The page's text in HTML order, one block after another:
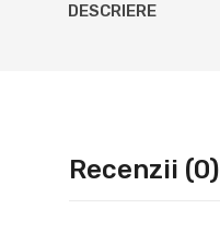
DESCRIERE
Recenzii (0)